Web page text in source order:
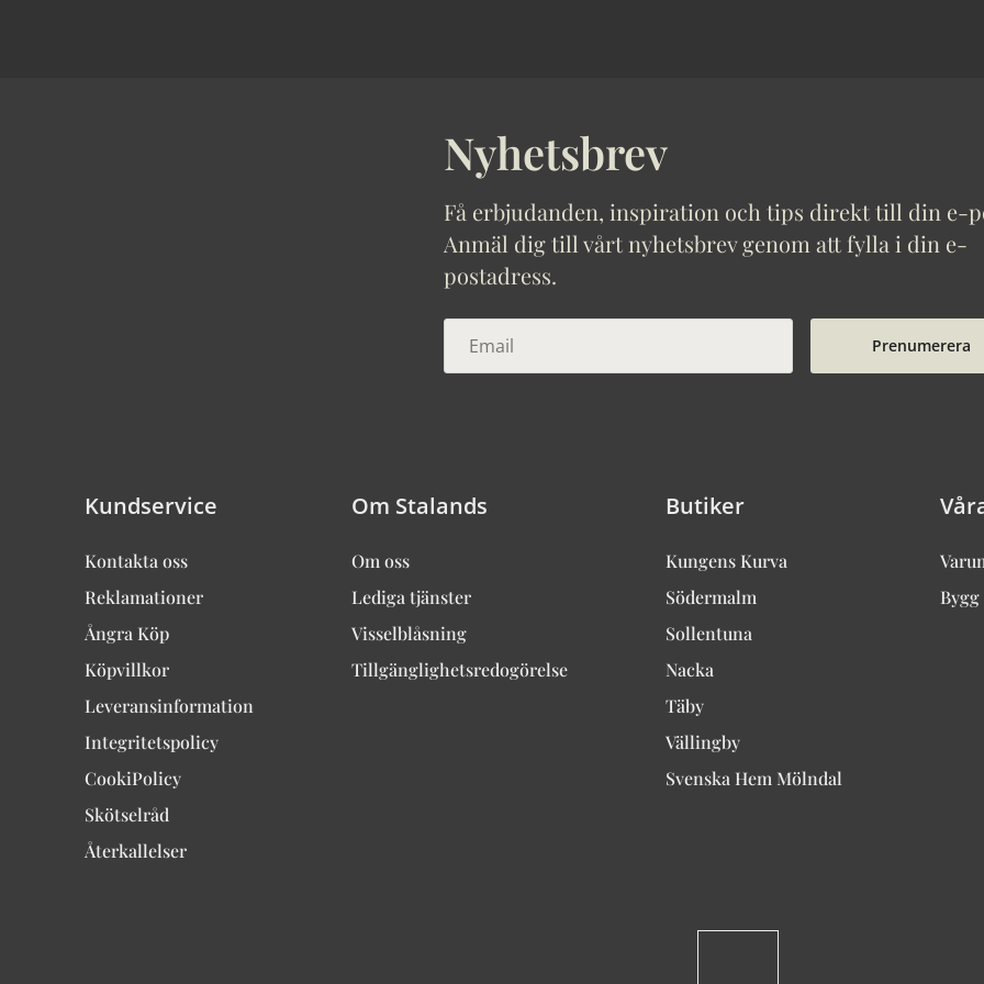
Nyhetsbrev
Få erbjudanden, inspiration och tips direkt till din e-
Anmäl dig till vårt nyhetsbrev genom att fylla i din e-
postadress.
Prenumerera
Kundservice
Kontakta oss
Reklamationer
Ångra Köp
Köpvillkor
Leveransinformation
Integritetspolicy
CookiPolicy
Skötselråd
Återkallelser
Om Stalands
Om oss
Lediga tjänster
Visselblåsning
Tillgänglighetsredogörelse
Butiker
Kungens Kurva
Södermalm
Sollentuna
Nacka
Täby
Vällingby
Svenska Hem Mölndal